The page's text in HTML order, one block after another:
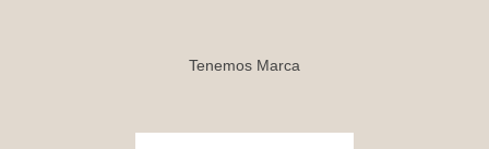
Tenemos Marca